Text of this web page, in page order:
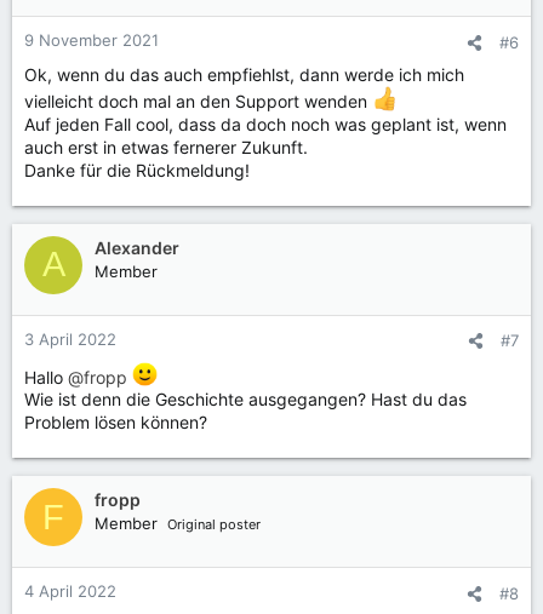
o
n
n
:
9 November 2021 #6
Ok, wenn du das auch empfiehlst, dann werde ich mich
vielleicht doch mal an den Support wenden
Auf jeden Fall cool, dass da doch noch was geplant ist, wenn
auch erst in etwas fernerer Zukunft.
Danke für die Rückmeldung!
A Alexander
Member
3 April 2022 #7
Hallo @fropp
Wie ist denn die Geschichte ausgegangen? Hast du das
Problem lösen können?
F fropp
Member Original poster
4 April 2022 #8